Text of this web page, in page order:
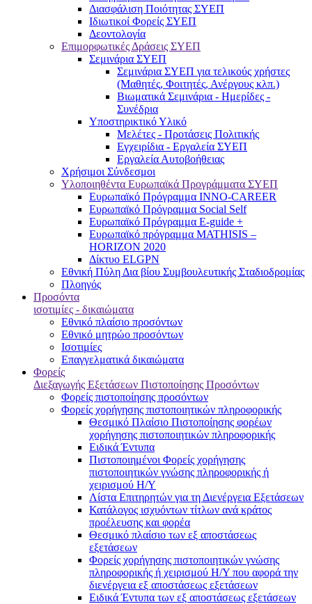
Διασφάλιση Ποιότητας ΣΥΕΠ
Ιδιωτικοί Φορείς ΣΥΕΠ
Δεοντολογία
Επιμορφωτικές Δράσεις ΣΥΕΠ
Σεμινάρια ΣΥΕΠ
Σεμινάρια ΣΥΕΠ για τελικούς χρήστες
(Μαθητές, Φοιτητές, Ανέργους κλπ.)
Βιωματικά Σεμινάρια - Ημερίδες -
Συνέδρια
Υποστηρικτικό Υλικό
Μελέτες - Προτάσεις Πολιτικής
Εγχειρίδια - Εργαλεία ΣΥΕΠ
Εργαλεία Αυτοβοήθειας
Χρήσιμοι Σύνδεσμοι
Υλοποιηθέντα Ευρωπαϊκά Προγράμματα ΣΥΕΠ
Ευρωπαϊκό Πρόγραμμα INNO-CAREER
Ευρωπαϊκό Πρόγραμμα Social Self
Ευρωπαϊκό Πρόγραμμα E-guide +
Ευρωπαϊκό πρόγραμμα MATHISIS –
HORIZON 2020
Δίκτυο ELGPN
Εθνική Πύλη Δια βίου Συμβουλευτικής Σταδιοδρομίας
Πλοηγός
Προσόντα
ισοτιμίες - δικαιώματα
Εθνικό πλαίσιο προσόντων
Εθνικό μητρώο προσόντων
Ισοτιμίες
Επαγγελματικά δικαιώματα
Φορείς
Διεξαγωγής Εξετάσεων Πιστοποίησης Προσόντων
Φορείς πιστοποίησης προσόντων
Φορείς χορήγησης πιστοποιητικών πληροφορικής
Θεσμικό Πλαίσιο Πιστοποίησης φορέων
χορήγησης πιστοποιητικών πληροφορικής
Ειδικά Έντυπα
Πιστοποιημένοι Φορείς χορήγησης
πιστοποιητικών γνώσης πληροφορικής ή
χειρισμού Η/Υ
Λίστα Επιτηρητών για τη Διενέργεια Εξετάσεων
Κατάλογος ισχυόντων τίτλων ανά κράτος
προέλευσης και φορέα
Θεσμικό πλαίσιο των εξ αποστάσεως
εξετάσεων
Φορείς χορήγησης πιστοποιητικών γνώσης
πληροφορικής ή χειρισμού Η/Υ που αφορά την
διενέργεια εξ αποστάσεως εξετάσεων
Ειδικά Έντυπα των εξ αποστάσεως εξετάσεων